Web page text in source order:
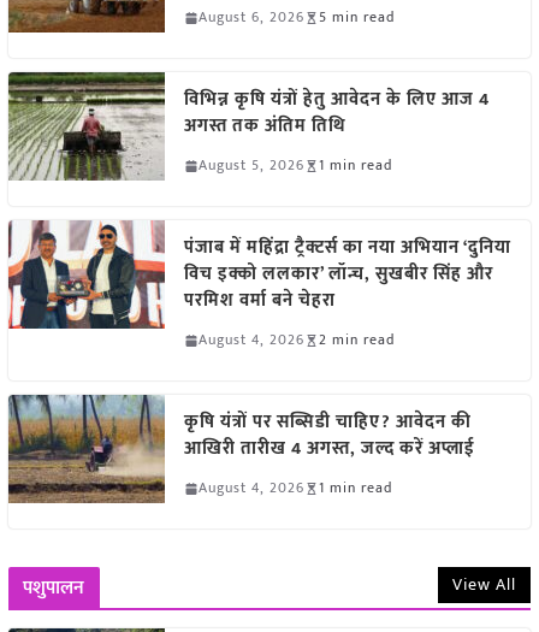
August 6, 2026 5 min read
विभिन्न कृषि यंत्रों हेतु आवेदन के लिए आज 4
अगस्त तक अंतिम तिथि
August 5, 2026 1 min read
पंजाब में महिंद्रा ट्रैक्टर्स का नया अभियान ‘दुनिया
विच इक्को ललकार’ लॉन्च, सुखबीर सिंह और
परमिश वर्मा बने चेहरा
August 4, 2026 2 min read
कृषि यंत्रों पर सब्सिडी चाहिए? आवेदन की
आखिरी तारीख 4 अगस्त, जल्द करें अप्लाई
August 4, 2026 1 min read
पशुपालन View All